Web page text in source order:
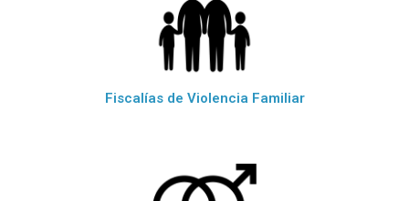
Fiscalías de Violencia Familiar